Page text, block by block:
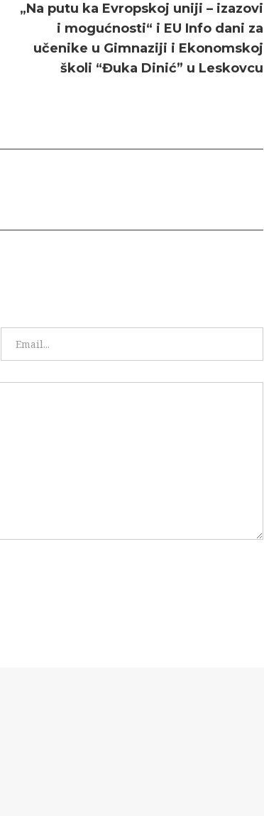
„Na putu ka Evropskoj uniji – izazovi
i mogućnosti“ i EU Info dani za
učenike u Gimnaziji i Ekonomskoj
školi “Đuka Dinić” u Leskovcu